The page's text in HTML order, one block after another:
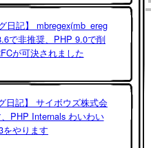
日記】 mbregex(mb_ereg
で非推奨、PHP 9.0で削
が可決されました
日記】 サイボウズ株式会
PHP Internals わいわい
をやります